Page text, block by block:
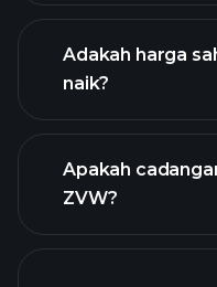
grafik
Adakah harga
naik?
Apakah
ZVW?